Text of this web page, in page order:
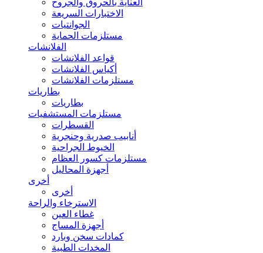
العناية بالحروق والجروح
الاختبارات السريعة
الجوانتيات
مستلزمات الحماية
الفلانشات
قواعد الفلانشات
أكياس الفلانشات
مستلزمات الفلانشات
بطاريات
بطاريات
مستلزمات المستشفيات
القسطرات
أنابيب صدرية وحنجرية
الخيوط الجراحية
مستلزمات كسور العظام
أجهزة المحاليل
أخرى
أخرى
الاسترخاء والراحة
غطاء العين
أجهزة المساج
كمادات سخن وبارد
المخدات الطبية